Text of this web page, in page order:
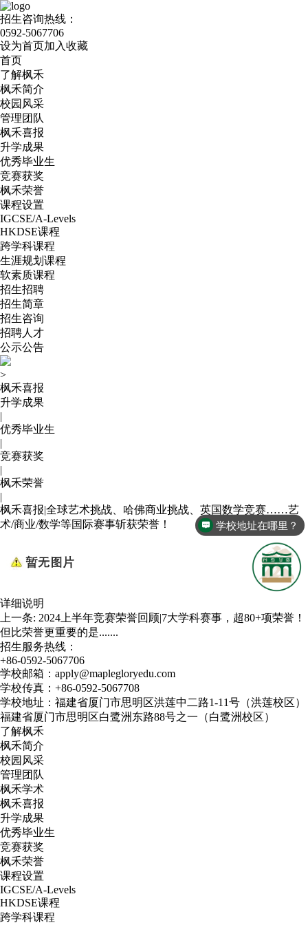
招生咨询热线：
0592-5067706
设为首页加入收藏
首页
了解枫禾
枫禾简介
校园风采
管理团队
枫禾喜报
升学成果
优秀毕业生
竞赛获奖
枫禾荣誉
课程设置
IGCSE/A-Levels
HKDSE课程
跨学科课程
生涯规划课程
软素质课程
招生招聘
招生简章
招生咨询
招聘人才
公示公告
>
枫禾喜报
升学成果
|
优秀毕业生
|
竞赛获奖
|
枫禾荣誉
|
枫禾喜报|全球艺术挑战、哈佛商业挑战、英国数学竞赛……艺
术/商业/数学等国际赛事斩获荣誉！
详细说明
上一条: 2024上半年竞赛荣誉回顾|7大学科赛事，超80+项荣誉！
但比荣誉更重要的是.......
招生服务热线：
+86-0592-5067706
学校邮箱：apply@maplegloryedu.com
学校传真：+86-0592-5067708
学校地址：福建省厦门市思明区洪莲中二路1-11号（洪莲校区）
福建省厦门市思明区白鹭洲东路88号之一（白鹭洲校区）
了解枫禾
枫禾简介
校园风采
管理团队
枫禾学术
枫禾喜报
升学成果
优秀毕业生
竞赛获奖
枫禾荣誉
课程设置
IGCSE/A-Levels
HKDSE课程
跨学科课程
学校地址在哪里？